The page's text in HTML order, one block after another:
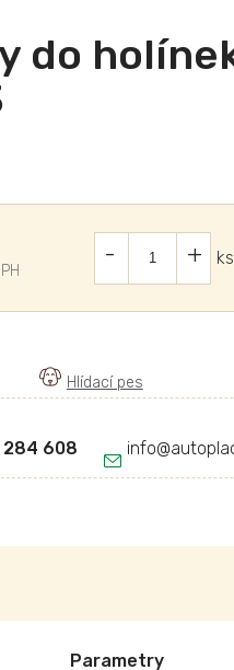
do
info@
608